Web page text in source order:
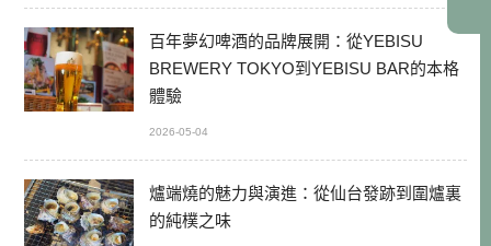
百年夢幻啤酒的品牌展開：從YEBISU
BREWERY TOKYO到YEBISU BAR的本格
體驗
2026-05-04
爐端燒的魅力與演進：從仙台發跡到圍爐裏
的純樸之味